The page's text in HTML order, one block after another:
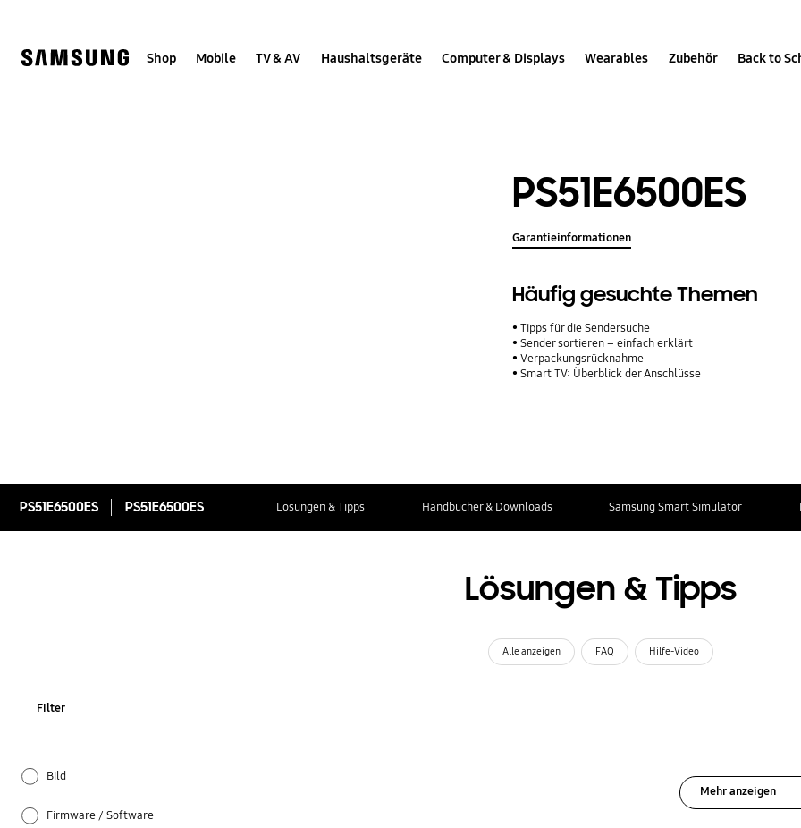
help
Shop Mobile TV & AV Haushaltsgeräte Computer & Displays Wearables Zubehör Back to
PS51E6500ES
Garantieinformationen
Häufig gesuchte Themen
Tipps für die Sendersuche
Sender sortieren – einfach erklärt
Verpackungsrücknahme
Smart TV: Überblick der Anschlüsse
PS51E6500ES PS51E6500ES Lösungen & Tipps Handbücher & Downloads Samsung Smart Simulator
Lösungen & Tipps
Alle anzeigen FAQ Hilfe-Video
Filter
Bild
Firmware / Software
Mehr anzeigen